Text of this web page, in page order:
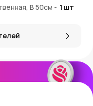
В 50см - 1 шт